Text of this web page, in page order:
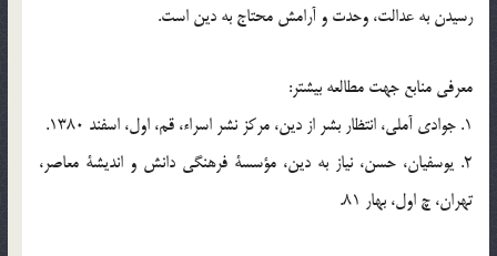
رسيدن به عدالت، وحدت و آرامش محتاج به دين است.
معرفي منابع جهت مطالعه بيشتر:
1. جوادي آملي، انتظار بشر از دين، مركز نشر اسراء، قم، اول، اسفند 1380.
2. يوسفيان، حسن، نياز به دين، مؤسسة فرهنگي دانش و انديشة معاصر،
تهران، چ اول، بهار 81.